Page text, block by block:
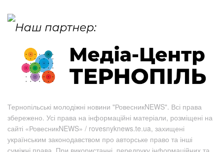
Тернопільські молодіжні новини "РовесникNEWS". Всі права
збережено. Усі права на інформаційні матеріали, розміщені на
сайті «РовесникNEWS» / rovesnyknews.te.ua, захищені
українським законодавством про авторське право та інші
суміжні права. При використанні, передруку інформаційних та